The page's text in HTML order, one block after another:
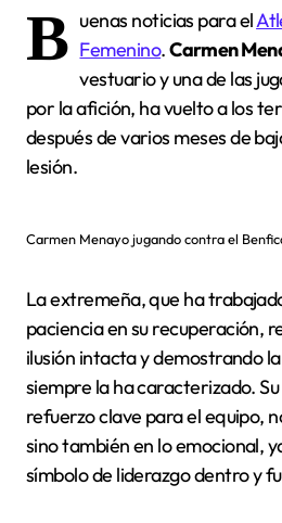
B uenas noticias para el
Femenino.Carmen
vestuario y una de las
por la afición, ha vuelto a los
después de varios meses de
lesión.
Carmen Menayo jugando contra el
La extremeña, que ha
paciencia en su recuperación,
ilusión intacta y demostrando
siempre la ha caracterizado.
refuerzo clave para el equipo,
sino también en lo emocional,
símbolo de liderazgo dentro y